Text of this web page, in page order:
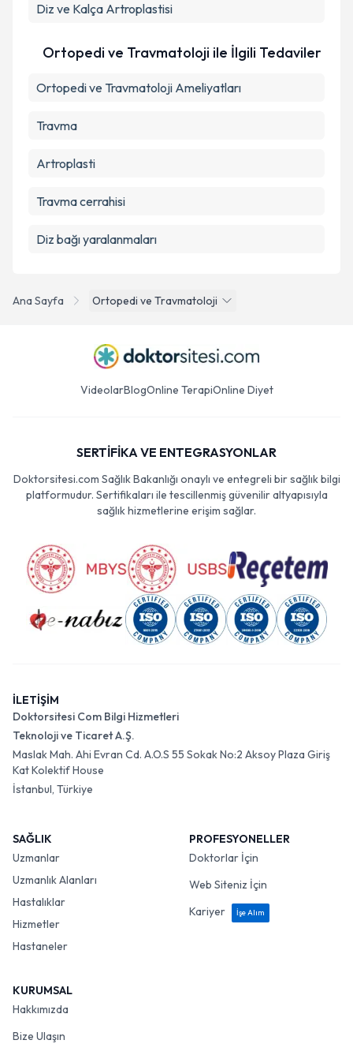
Ana Sayfa Ortopedi ve Travmatoloji
Diz ve Kalça Artroplastisi
Ortopedi ve Travmatoloji ile İlgili Tedaviler
Ortopedi ve Travmatoloji Ameliyatları
Travma
Artroplasti
Travma cerrahisi
Diz bağı yaralanmaları
VideolarBlogOnline TerapiOnline Diyet
SERTİFİKA VE ENTEGRASYONLAR
Doktorsitesi.com Sağlık Bakanlığı onaylı ve entegreli bir sağlık bilgi
platformudur. Sertifikaları ile tescillenmiş güvenilir altyapısıyla
sağlık hizmetlerine erişim sağlar.
İLETİŞİM
Doktorsitesi Com Bilgi Hizmetleri
Teknoloji ve Ticaret A.Ş.
Maslak Mah. Ahi Evran Cd. A.O.S 55 Sokak No:2 Aksoy Plaza Giriş
Kat Kolektif House
İstanbul, Türkiye
SAĞLIK
Uzmanlar
Uzmanlık Alanları
Hastalıklar
Hizmetler
Hastaneler
PROFESYONELLER
Doktorlar İçin
Web Siteniz İçin
Kariyer
İşe Alım
KURUMSAL
Hakkımızda
Bize Ulaşın